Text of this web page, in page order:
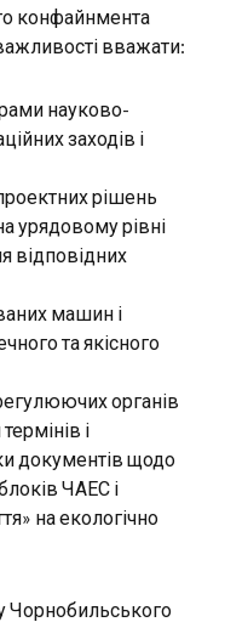
конфайнмента
вважати:
науково-
заходів і
рішень
урядовому рівні
відповідних
машин і
та якісного
органів
і
документів щодо
ЧАЕС і
на екологічно
Чорнобильського